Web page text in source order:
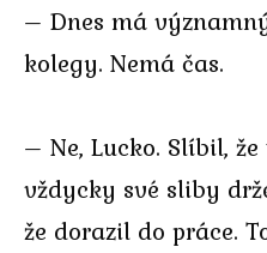
– Dnes má
kolegy. Nemá čas.
– Ne, Lucko. Slíbil,
vždycky své sliby
že dorazil do práce.